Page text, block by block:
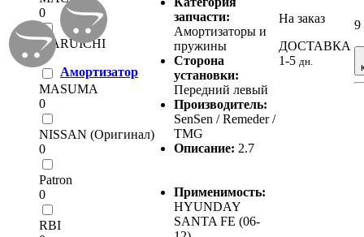
0
MARUICHI
0
MASUMA
0
NISSAN (Оригинал)
0
Patron
0
RBI
Амортизатор
запчасти:
Амортизаторы и
пружины
Сторона
установки:
Передний левый
Производитель:
SenSen / Remeder /
TMG
Описание: 2.7
На заказ
ДОСТАВКА
1-5 дн.
9
Применимость:
HYUNDAY
SANTA FE (06-